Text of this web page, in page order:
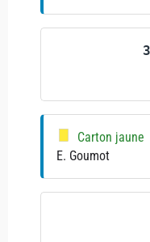
Carton jaune
E. Goumot